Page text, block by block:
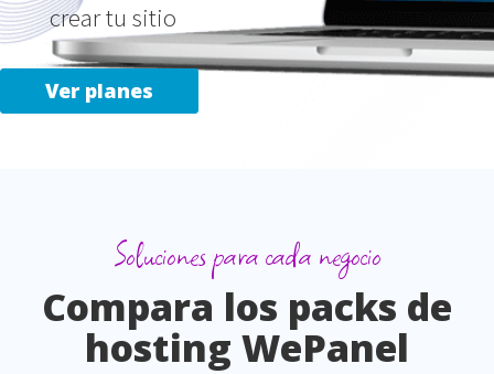
crear tu sitio
Ver planes
Soluciones para cada negocio
Compara los packs de
hosting WePanel